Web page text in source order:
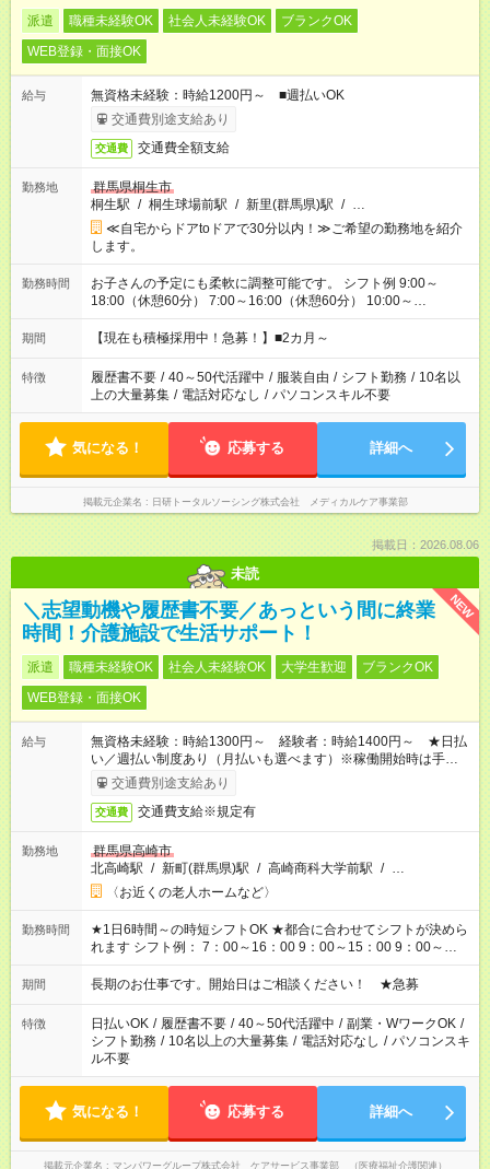
派遣 職種未経験OK 社会人未経験OK
ブランクOK
WEB登録・面接OK
給与
無資格未経験：時給1200円～ ■週払いOK
交通費別途支給あり
交通費 交通費全額支給
勤務地
群馬県桐生市
桐生駅 / 桐生球場前駅 / 新里(群馬県)駅 / …
≪自宅からドアtoドアで30分以内！≫ご希望の勤務地を紹介
します。
勤務時間
お子さんの予定にも柔軟に調整可能です。 シフト例 9:00～
18:00（休憩60分） 7:00～16:00（休憩60分） 10:00～
19:00（休憩60分） ※Wワーク希望の方へ 今ご覧のお仕事で希
望する勤務時間と、もう1つのお仕事の勤務時間の合計が 週40
期間 【現在も積極採用中！急募！】■2カ月～
特徴 履歴書不要 / 40～50代活躍中 / 服装自由 / シフト勤務 / 10名以
上の大量募集 / 電話対応なし / パソコンスキル不要
気になる！ 応募する 詳細へ
掲載元企業名 日研トータルソーシング株式会社 メディカルケア事業部
掲載日：2026.08.06
未読
NEW
＼志望動機や履歴書不要／あっという間に終業
時間！介護施設で生活サポート！
派遣 職種未経験OK 社会人未経験OK 大学生歓迎
ブランクOK
WEB登録・面接OK
給与
無資格未経験：時給1300円～ 経験者：時給1400円～ ★日払
い／週払い制度あり（月払いも選べます）※稼働開始時は手続き
完了次第のお支払いとなります。
交通費別途支給あり
交通費 交通費支給※規定有
勤務地
群馬県高崎市
北高崎駅 / 新町(群馬県)駅 / 高崎商科大学前駅 / …
〈お近くの老人ホームなど〉
勤務時間
★1日6時間～の時短シフトOK ★都合に合わせてシフトが決めら
れます シフト例： 7：00～16：00 9：00～15：00 9：00～
18：00 11：00～20：00 など ※Wワークの場合、他のお仕事と
合わせ週40時間超の就業はご案内できません ※法令に基づき、
派遣法（日雇い派遣の原則禁止）により、短時間・短期間の就
業はご案内が難しい場合があります
期間 長期のお仕事です。開始日はご相談ください！ ★急募
特徴 日払いOK / 履歴書不要 / 40～50代活躍中 / 副業・WワークOK /
シフト勤務 / 10名以上の大量募集 / 電話対応なし / パソコンスキ
ル不要
気になる！ 応募する 詳細へ
掲載元企業名 マンパワーグループ株式会社 ケアサービス事業部 （医療福祉介護関連）